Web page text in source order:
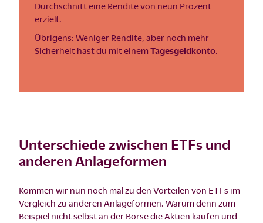
Durchschnitt eine Rendite von neun Prozent
erzielt.
Übrigens: Weniger Rendite, aber noch mehr
Sicherheit hast du mit einemTagesgeldkonto
Unterschiede zwischen ETFs und
anderen Anlageformen
Kommen wir nun noch mal zu den Vorteilen von ETFs im
Vergleich zu anderen Anlageformen. Warum denn zum
Beispiel nicht selbst an der Börse die Aktien kaufen und